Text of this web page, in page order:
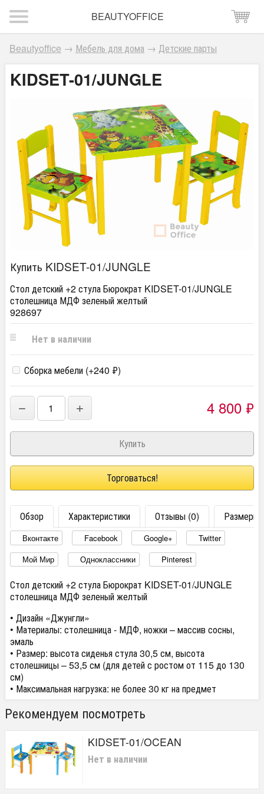
BEAUTYOFFICE
Beautyoffice → Мебель для дома → Детские парты
KIDSET-01/JUNGLE
Купить KIDSET-01/JUNGLE
Стол детский +2 стула Бюрократ KIDSET-01/JUNGLE
столешница МДФ зеленый желтый
928697
Нет в наличии
Сборка мебели (+240 ₽)
− + 4 800 ₽
Торговаться!
Обзор Характеристики Отзывы (0) Размеры
Вконтакте Facebook Google+
Twitter
Мой Мир
Одноклассники Pinterest
Стол детский +2 стула Бюрократ KIDSET-01/JUNGLE
столешница МДФ зеленый желтый
• Дизайн «Джунгли»
• Материалы: столешница - МДФ, ножки – массив сосны,
эмаль
• Размер: высота сиденья стула 30,5 см, высота
столешницы – 53,5 см (для детей с ростом от 115 до 130
см)
• Максимальная нагрузка: не более 30 кг на предмет
Рекомендуем посмотреть
KIDSET-01/OCEAN
Нет в наличии